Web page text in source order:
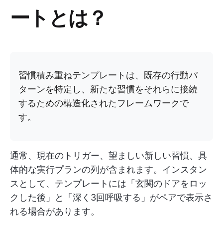
ートとは？
習慣積み重ねテンプレートは、既存の行動パ
ターンを特定し、新たな習慣をそれらに接続
するための構造化されたフレームワークで
す。
通常、現在のトリガー、望ましい新しい習慣、具
体的な実行プランの列が含まれます。インスタン
スとして、テンプレートには「玄関のドアをロッ
クした後」と「深く3回呼吸する」がペアで表示さ
れる場合があります。